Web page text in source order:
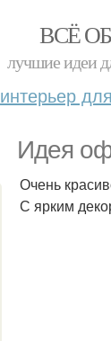
ВСЁ
лучшие идеи
интерьер
Идея
Очень
С ярким